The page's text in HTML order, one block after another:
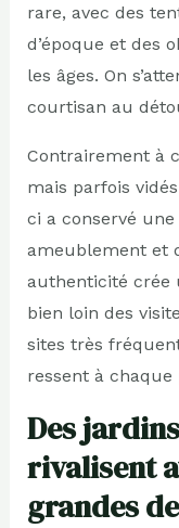
rare, avec des
d’époque et des
les âges. On
courtisan au
Contrairement à
mais parfois
ci a conservé
ameublement et
authenticité crée
bien loin des
sites très
ressent à chaque
Des
rivalisent
grandes